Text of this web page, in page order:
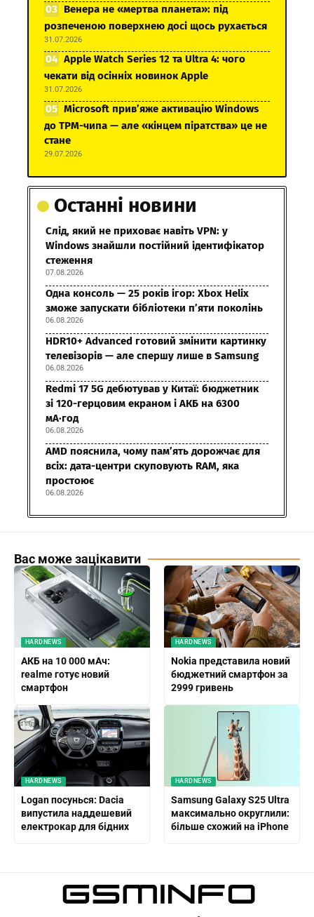
Венера не «мертва планета»: під
розпеченою поверхнею досі щось рухається
31.07.2026
Apple Watch Series 12 та Ultra 4: чого
чекати від осінніх новинок Apple
31.07.2026
Microsoft прив’яже активацію Windows
до TPM-чипа — але «кінцем піратства» це не
стане
29.07.2026
Останні новини
Слід, який не приховає навіть VPN: у
Windows знайшли постійний ідентифікатор
стеження
07.08.2026
Одна консоль — 25 років ігор: Xbox Helix
зможе запускати бібліотеки п’яти поколінь
06.08.2026
HDR10+ Advanced готовий змінити картинку
телевізорів — але спершу лише в Samsung
06.08.2026
Redmi 17 5G дебютував у Китаї: бюджетник
зі 120-герцовим екраном і АКБ на 6300
мА·год
06.08.2026
AMD пояснила, чому пам’ять дорожчає для
всіх: дата-центри скуповують RAM, яка
простоює
06.08.2026
Вас може зацікавити
HARDNEWS
АКБ на 10 000 мАч:
realme готує новий
смартфон
HARDNEWS
Nokia представила новий
бюджетний смартфон за
2999 гривень
HARDNEWS
Logan посунься: Dacia
випустила наддешевий
електрокар для бідних
HARDNEWS
Samsung Galaxy S25 Ultra
максимально округлили:
більше схожий на iPhone